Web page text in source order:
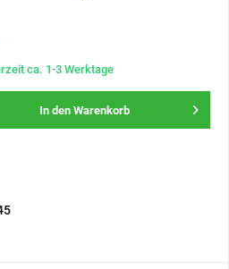
ca. 1-3 Werktage
In den Warenkorb